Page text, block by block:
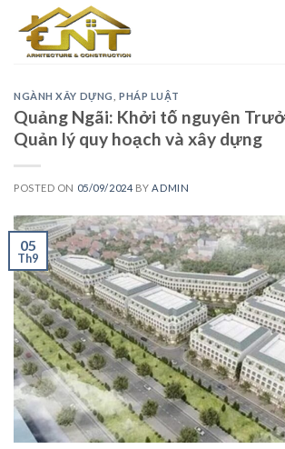
content
NGÀNH XÂY DỰNG PHÁP LUẬT
Quảng Ngãi: Khởi tố nguyên
Quản lý quy hoạch và xây dựng
POSTED ON 05/09/2024 BY ADMIN
05
Th9